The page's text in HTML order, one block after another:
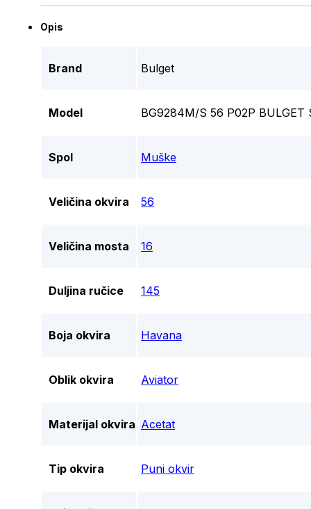
Opis
Brand Bulget
Model BG9284M/S 56 P02P BULGET
Spol Muške
Veličina okvira 56
Veličina mosta 16
Duljina ručice 145
Boja okvira Havana
Oblik okvira Aviator
Materijal okvira Acetat
Tip okvira Puni okvir